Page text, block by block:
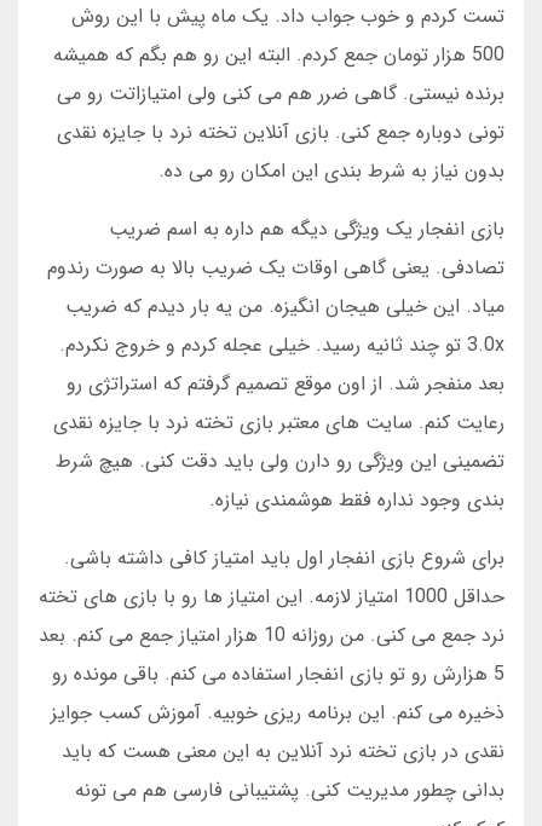
تست کردم و خوب جواب داد. یک ماه پیش با این روش
500 هزار تومان جمع کردم. البته این رو هم بگم که همیشه
برنده نیستی. گاهی ضرر هم می کنی ولی امتیازاتت رو می
تونی دوباره جمع کنی. بازی آنلاین تخته نرد با جایزه نقدی
بدون نیاز به شرط بندی این امکان رو می ده.
بازی انفجار یک ویژگی دیگه هم داره به اسم ضریب
تصادفی. یعنی گاهی اوقات یک ضریب بالا به صورت رندوم
میاد. این خیلی هیجان انگیزه. من یه بار دیدم که ضریب
3.0x تو چند ثانیه رسید. خیلی عجله کردم و خروج نکردم.
بعد منفجر شد. از اون موقع تصمیم گرفتم که استراتژی رو
رعایت کنم. سایت های معتبر بازی تخته نرد با جایزه نقدی
تضمینی این ویژگی رو دارن ولی باید دقت کنی. هیچ شرط
بندی وجود نداره فقط هوشمندی نیازه.
برای شروع بازی انفجار اول باید امتیاز کافی داشته باشی.
حداقل 1000 امتیاز لازمه. این امتیاز ها رو با بازی های تخته
نرد جمع می کنی. من روزانه 10 هزار امتیاز جمع می کنم. بعد
5 هزارش رو تو بازی انفجار استفاده می کنم. باقی مونده رو
ذخیره می کنم. این برنامه ریزی خوبیه. آموزش کسب جوایز
نقدی در بازی تخته نرد آنلاین به این معنی هست که باید
بدانی چطور مدیریت کنی. پشتیبانی فارسی هم می تونه